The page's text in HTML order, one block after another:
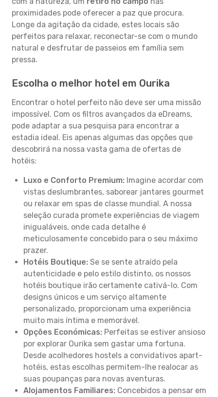
proximidades pode oferecer a paz que procura.
Longe da agitação da cidade, estes locais são
perfeitos para relaxar, reconectar-se com o mundo
natural e desfrutar de passeios em família sem
pressa.
Escolha o melhor hotel em Ourika
Encontrar o hotel perfeito não deve ser uma missão
impossível. Com os filtros avançados da eDreams,
pode adaptar a sua pesquisa para encontrar a
estadia ideal. Eis apenas algumas das opções que
descobrirá na nossa vasta gama de ofertas de
hotéis:
Luxo e Conforto Premium: Imagine acordar com
vistas deslumbrantes, saborear jantares gourmet
ou relaxar em spas de classe mundial. A nossa
seleção curada promete experiências de viagem
inigualáveis, onde cada detalhe é
meticulosamente concebido para o seu máximo
prazer.
Hotéis Boutique: Se se sente atraído pela
autenticidade e pelo estilo distinto, os nossos
hotéis boutique irão certamente cativá-lo. Com
designs únicos e um serviço altamente
personalizado, proporcionam uma experiência
muito mais íntima e memorável.
Opções Económicas: Perfeitas se estiver ansioso
por explorar Ourika sem gastar uma fortuna.
Desde acolhedores hostels a convidativos apart-
hotéis, estas escolhas permitem-lhe realocar as
suas poupanças para novas aventuras.
Alojamentos Familiares: Concebidos a pensar em